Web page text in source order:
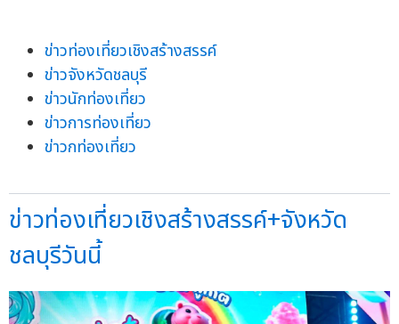
ข่าวท่องเที่ยวเชิงสร้างสรรค์
ข่าวจังหวัดชลบุรี
ข่าวนักท่องเที่ยว
ข่าวการท่องเที่ยว
ข่าวกท่องเที่ยว
ข่าวท่องเที่ยวเชิงสร้างสรรค์+จังหวัด
ชลบุรีวันนี้